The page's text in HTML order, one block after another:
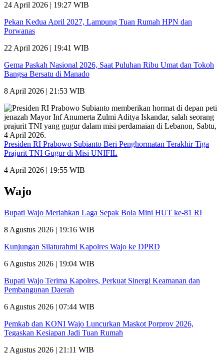
24 April 2026 | 19:27 WIB
Pekan Kedua April 2027, Lampung Tuan Rumah HPN dan
Porwanas
22 April 2026 | 19:41 WIB
Gema Paskah Nasional 2026, Saat Puluhan Ribu Umat dan Tokoh
Bangsa Bersatu di Manado
8 April 2026 | 21:53 WIB
Presiden RI Prabowo Subianto Beri Penghormatan Terakhir Tiga
Prajurit TNI Gugur di Misi UNIFIL
4 April 2026 | 19:55 WIB
Wajo
Bupati Wajo Meriahkan Laga Sepak Bola Mini HUT ke-81 RI
8 Agustus 2026 | 19:16 WIB
Kunjungan Silaturahmi Kapolres Wajo ke DPRD
6 Agustus 2026 | 19:04 WIB
Bupati Wajo Terima Kapolres, Perkuat Sinergi Keamanan dan
Pembangunan Daerah
6 Agustus 2026 | 07:44 WIB
Pemkab dan KONI Wajo Luncurkan Maskot Porprov 2026,
Tegaskan Kesiapan Jadi Tuan Rumah
2 Agustus 2026 | 21:11 WIB